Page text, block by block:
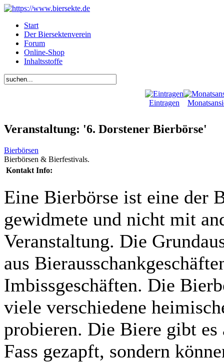
Start
Der Biersektenverein
Forum
Online-Shop
Inhaltsstoffe
Eintragen
Veranstaltung: '6. Dorstener Bierbörse'
Bierbörsen
Bierbörsen & Bierfestivals.
Kontakt Info:
Eine Bierbörse ist eine der
gewidmete und nicht mit
Veranstaltung. Die
aus
Imbissgeschäften. Die
viele verschiedene
probieren. Die Biere gibt
Fass gezapft, sondern